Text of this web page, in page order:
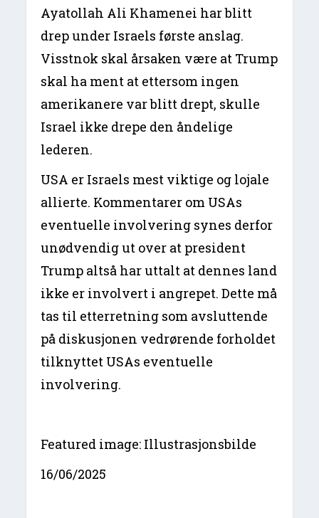
Ayatollah Ali Khamenei har blitt
drep under Israels første anslag.
Visstnok skal årsaken være at Trump
skal ha ment at ettersom ingen
amerikanere var blitt drept, skulle
Israel ikke drepe den åndelige
lederen.
USA er Israels mest viktige og lojale
allierte. Kommentarer om USAs
eventuelle involvering synes derfor
unødvendig ut over at president
Trump altså har uttalt at dennes land
ikke er involvert i angrepet. Dette må
tas til etterretning som avsluttende
på diskusjonen vedrørende forholdet
tilknyttet USAs eventuelle
involvering.
Featured image: Illustrasjonsbilde
16/06/2025